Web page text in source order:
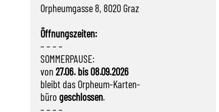
Orpheumgasse 8, 8020 Graz
Öffnungszeiten:
– – – –
SOMMERPAUSE:
von 27.06. bis 08.09.2026
bleibt das Orpheum-Karten-
büro geschlossen.
– – – –